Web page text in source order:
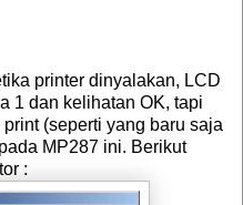
printer dinyalakan, LCD
1 dan kelihatan OK, tapi
(seperti yang baru saja
MP287 ini. Berikut
: